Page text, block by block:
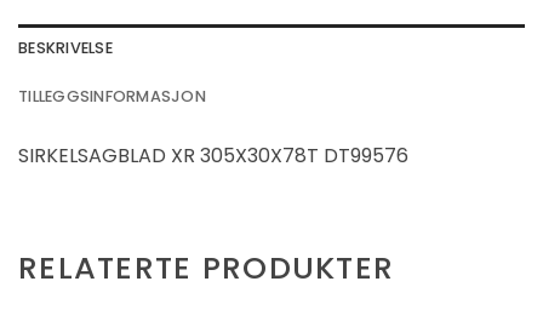
BESKRIVELSE
TILLEGGSINFORMASJON
SIRKELSAGBLAD XR 305X30X78T DT99576
RELATERTE PRODUKTER